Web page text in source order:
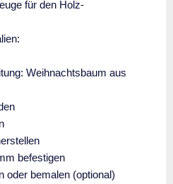
für den Holz-
Weihnachtsbaum aus
befestigen
oder bemalen (optional)